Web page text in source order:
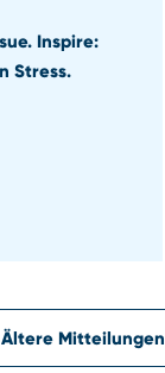
Inspire:
Stress.
Ältere Mitteilungen